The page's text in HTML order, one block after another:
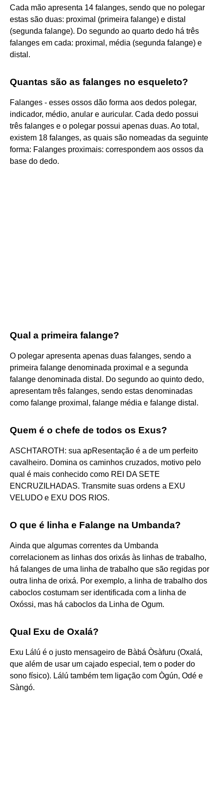
Cada mão apresenta 14 falanges, sendo que no polegar
estas são duas: proximal (primeira falange) e distal
(segunda falange). Do segundo ao quarto dedo há três
falanges em cada: proximal, média (segunda falange) e
distal.
Quantas são as falanges no esqueleto?
Falanges - esses ossos dão forma aos dedos polegar,
indicador, médio, anular e auricular. Cada dedo possui
três falanges e o polegar possui apenas duas. Ao total,
existem 18 falanges, as quais são nomeadas da seguinte
forma: Falanges proximais: correspondem aos ossos da
base do dedo.
Qual a primeira falange?
O polegar apresenta apenas duas falanges, sendo a
primeira falange denominada proximal e a segunda
falange denominada distal. Do segundo ao quinto dedo,
apresentam três falanges, sendo estas denominadas
como falange proximal, falange média e falange distal.
Quem é o chefe de todos os Exus?
ASCHTAROTH: sua apResentação é a de um perfeito
cavalheiro. Domina os caminhos cruzados, motivo pelo
qual é mais conhecido como REI DA SETE
ENCRUZILHADAS. Transmite suas ordens a EXU
VELUDO e EXU DOS RIOS.
O que é linha e Falange na Umbanda?
Ainda que algumas correntes da Umbanda
correlacionem as linhas dos orixás às linhas de trabalho,
há falanges de uma linha de trabalho que são regidas por
outra linha de orixá. Por exemplo, a linha de trabalho dos
caboclos costumam ser identificada com a linha de
Oxóssi, mas há caboclos da Linha de Ogum.
Qual Exu de Oxalá?
Exu Lálú é o justo mensageiro de Bàbá Òsàfuru (Oxalá,
que além de usar um cajado especial, tem o poder do
sono físico). Lálú também tem ligação com Ògún, Odé e
Sàngó.